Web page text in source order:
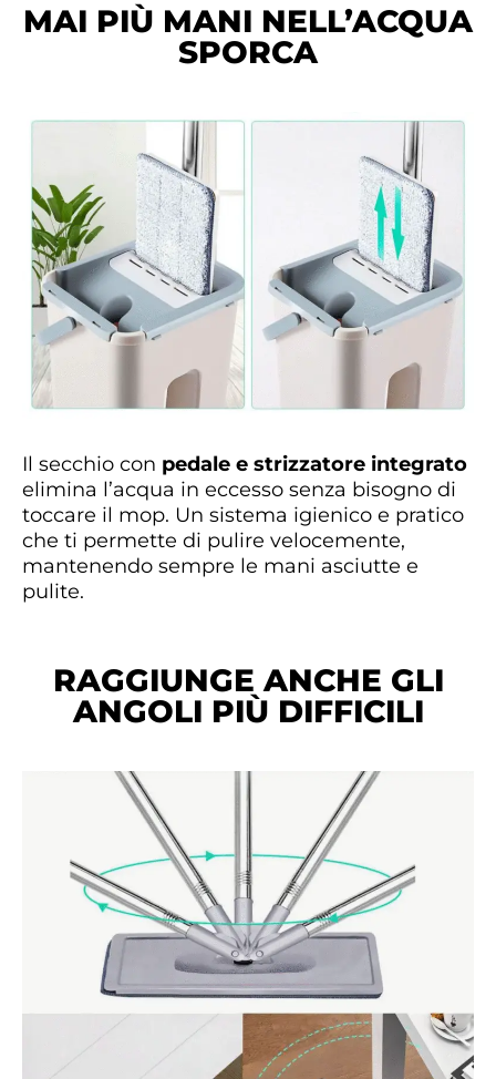
MAI PIÙ MANI NELL’ACQUA
SPORCA
Il secchio con pedale e strizzatore integrato
elimina l’acqua in eccesso senza bisogno di
toccare il mop. Un sistema igienico e pratico
che ti permette di pulire velocemente,
mantenendo sempre le mani asciutte e
pulite.
RAGGIUNGE ANCHE GLI
ANGOLI PIÙ DIFFICILI